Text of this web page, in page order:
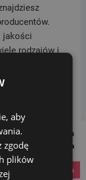
jakości
rodzajów i
stylistyce,
estetykę iFollow us on
Social Media
instagram
aby
zgodę
plików